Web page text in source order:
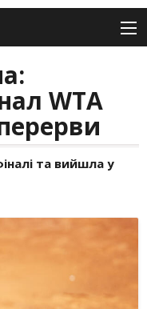
WTA
та вийшла у